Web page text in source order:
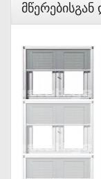
Მწერებისგან